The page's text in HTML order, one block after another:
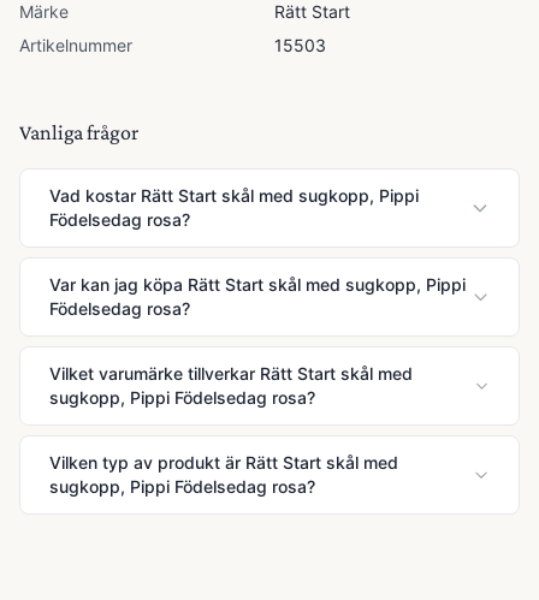
Märke
Rätt Start
Artikelnummer
15503
Vanliga frågor
Vad kostar Rätt Start skål med sugkopp, Pippi
Födelsedag rosa?
Var kan jag köpa Rätt Start skål med sugkopp, Pippi
Födelsedag rosa?
Vilket varumärke tillverkar Rätt Start skål med
sugkopp, Pippi Födelsedag rosa?
Vilken typ av produkt är Rätt Start skål med
sugkopp, Pippi Födelsedag rosa?